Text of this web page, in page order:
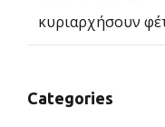
κυριαρχήσουν
Categories